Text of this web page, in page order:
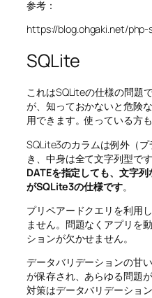
参考：
https://blog.ohgaki.net/
SQLite
これはSQLiteの仕様の問題
が、知っておかないと危険
用できます。使っている方
SQLite3のカラムは例外（
き、中身は全て文字列型です
DATEを指定しても、文字
がSQLite3の仕様です。
プリペアードクエリを利用
ません。問題なくアプリを
ションが欠かせません。
データバリデーションの甘
が保存され、あらゆる問題
対策はデータバリデーショ